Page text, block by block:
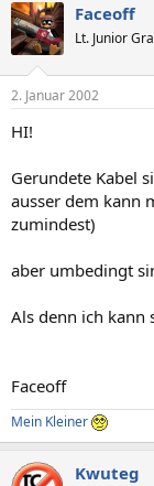
Faceoff
Lt. Junior
2. Januar 2002
HI!
Gerundete Kabel
ausser dem kann
zumindest)
aber umbedingt
Als denn ich kann
Faceoff
Mein Kleiner
Kwuteg